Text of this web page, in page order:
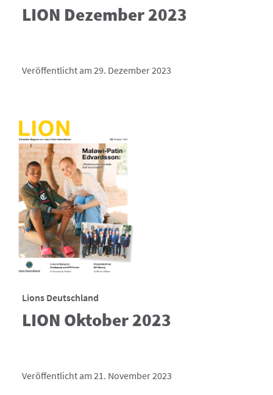
LION Dezember 2023
Veröffentlicht am 29. Dezember 2023
Lions Deutschland
LION Oktober 2023
Veröffentlicht am 21. November 2023